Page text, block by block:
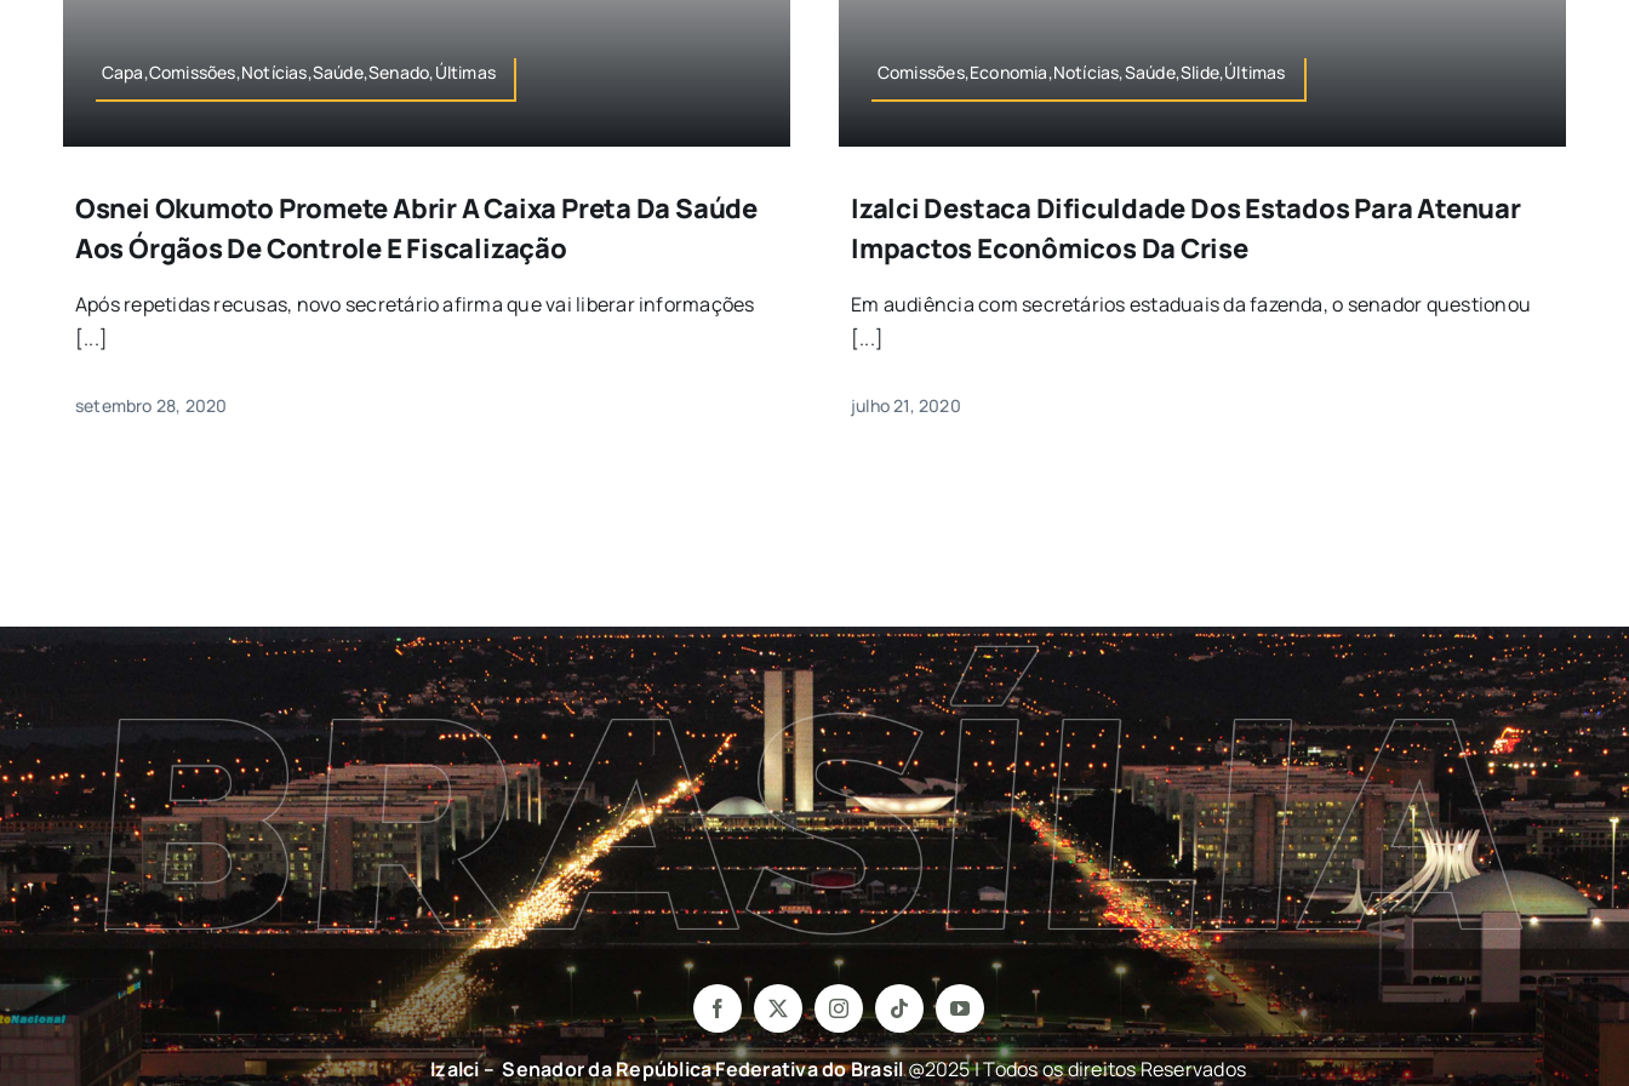
Capa,Comissões,Notícias,Saúde,Senado,Últimas
Osnei Okumoto Promete Abrir A Caixa Preta Da Saúde
Aos Órgãos De Controle E Fiscalização
Após repetidas recusas, novo secretário afirma que vai liberar informações
[...]
setembro 28, 2020
Comissões,Economia,Notícias,Saúde,Slide,Últimas
Izalci Destaca Dificuldade Dos Estados Para Atenuar
Impactos Econômicos Da Crise
Em audiência com secretários estaduais da fazenda, o senador questionou
[...]
julho 21, 2020
Izalci – Senador da República Federativa do Brasil@2025 | Todos os direitos Reservados